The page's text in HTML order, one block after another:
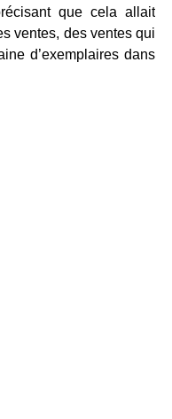
que cela allait
ventes, des ventes qui
d’exemplaires dans